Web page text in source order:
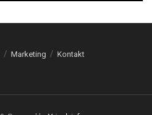
Marketing Kontakt